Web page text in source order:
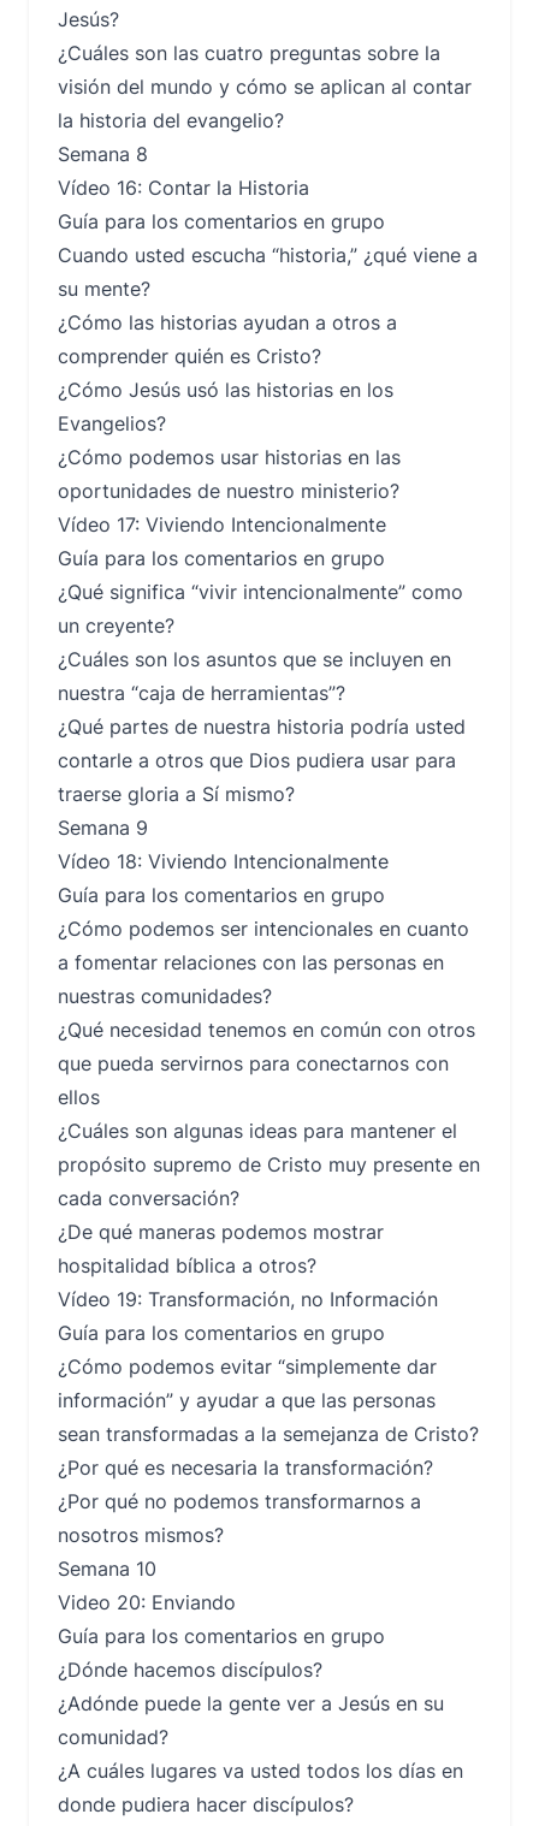
Jesús?
¿Cuáles son las cuatro preguntas sobre la
visión del mundo y cómo se aplican al contar
la historia del evangelio?
Semana 8
Vídeo 16: Contar la Historia
Guía para los comentarios en grupo
Cuando usted escucha “historia,” ¿qué viene a
su mente?
¿Cómo las historias ayudan a otros a
comprender quién es Cristo?
¿Cómo Jesús usó las historias en los
Evangelios?
¿Cómo podemos usar historias en las
oportunidades de nuestro ministerio?
Vídeo 17: Viviendo Intencionalmente
Guía para los comentarios en grupo
¿Qué significa “vivir intencionalmente” como
un creyente?
¿Cuáles son los asuntos que se incluyen en
nuestra “caja de herramientas”?
¿Qué partes de nuestra historia podría usted
contarle a otros que Dios pudiera usar para
traerse gloria a Sí mismo?
Semana 9
Vídeo 18: Viviendo Intencionalmente
Guía para los comentarios en grupo
¿Cómo podemos ser intencionales en cuanto
a fomentar relaciones con las personas en
nuestras comunidades?
¿Qué necesidad tenemos en común con otros
que pueda servirnos para conectarnos con
ellos
¿Cuáles son algunas ideas para mantener el
propósito supremo de Cristo muy presente en
cada conversación?
¿De qué maneras podemos mostrar
hospitalidad bíblica a otros?
Vídeo 19: Transformación, no Información
Guía para los comentarios en grupo
¿Cómo podemos evitar “simplemente dar
información” y ayudar a que las personas
sean transformadas a la semejanza de Cristo?
¿Por qué es necesaria la transformación?
¿Por qué no podemos transformarnos a
nosotros mismos?
Semana 10
Video 20: Enviando
Guía para los comentarios en grupo
¿Dónde hacemos discípulos?
¿Adónde puede la gente ver a Jesús en su
comunidad?
¿A cuáles lugares va usted todos los días en
donde pudiera hacer discípulos?